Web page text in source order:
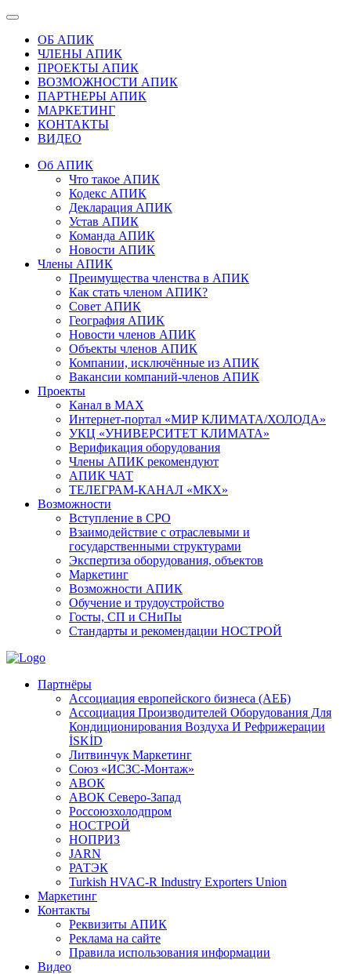
ОБ АПИК
ЧЛЕНЫ АПИК
ПРОЕКТЫ АПИК
ВОЗМОЖНОСТИ АПИК
ПАРТНЕРЫ АПИК
МАРКЕТИНГ
КОНТАКТЫ
ВИДЕО
Об АПИК
Что такое АПИК
Кодекс АПИК
Декларация АПИК
Устав АПИК
Команда АПИК
Новости АПИК
Члены АПИК
Преимущества членства в АПИК
Как стать членом АПИК?
Совет АПИК
География АПИК
Новости членов АПИК
Объекты членов АПИК
Компании, исключённые из АПИК
Вакансии компаний-членов АПИК
Проекты
Канал в MAX
Интернет-портал «МИР КЛИМАТА/ХОЛОДА»
УКЦ «УНИВЕРСИТЕТ КЛИМАТА»
Верификация оборудования
Члены АПИК рекомендуют
АПИК ЧАТ
ТЕЛЕГРАМ-КАНАЛ «МКХ»
Возможности
Вступление в СРО
Взаимодействие с отраслевыми и
государственными структурами
Экспертиза оборудования, объектов
Маркетинг
Возможности АПИК
Обучение и трудоустройство
Госты, СП и СНиПы
Стандарты и рекомендации НОСТРОЙ
Партнёры
Ассоциация европейского бизнеса (АЕБ)
Aссоциация Производителей Оборудования Для
Кондиционирования Воздуха И Рефрижерации
İSKİD
Литвинчук Маркетинг
Союз «ИСЗС-Монтаж»
АВОК
АВОК Северо-Запад
Россоюзхолодпром
НОСТРОЙ
НОПРИЗ
JARN
РАТЭК
Turkish HVAC-R Industry Exporters Union
Маркетинг
Контакты
Реквизиты АПИК
Реклама на сайте
Правила использования информации
Видео